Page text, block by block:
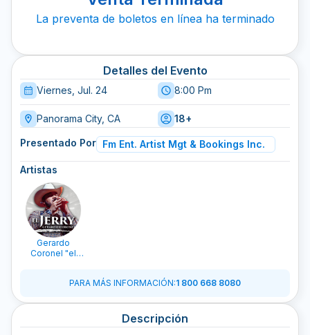
La preventa de boletos en línea ha terminado
Detalles del Evento
Viernes, Jul. 24 8:00 Pm
Panorama City, CA 18+
Presentado Por Fm Ent. Artist Mgt & Bookings Inc.
Artistas
Gerardo
Coronel "el
PARA MÁS INFORMACIÓN:1 800 668 8080
Descripción